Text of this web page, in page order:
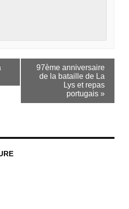
97ème anniversaire
de la bataille de La
Lys et repas
portugais »